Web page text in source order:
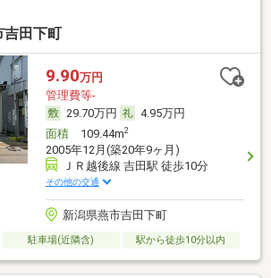
吉田下町
9.90万円
管理費等-
29.70万円
4.95万円
面積109.44m2
2005年12月(築20年9ヶ月)
ＪＲ越後線 吉田駅 徒歩10分
その他の交通
新潟県燕市吉田下町
駐車場(近隣含) 駅から徒歩10分以内